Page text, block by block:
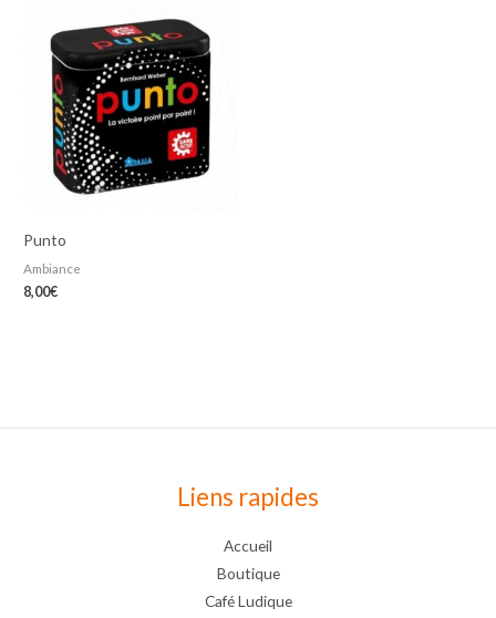
Punto
Ambiance
8,00€
Liens rapides
Accueil
Boutique
Café Ludique